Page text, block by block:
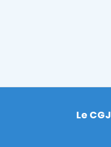
Footer
Le CGJ